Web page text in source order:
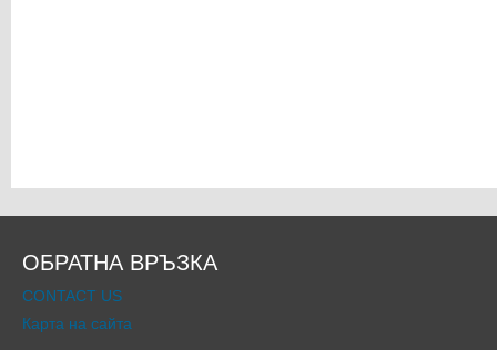
ОБРАТНА ВРЪЗКА
CONTACT US
Карта на сайта